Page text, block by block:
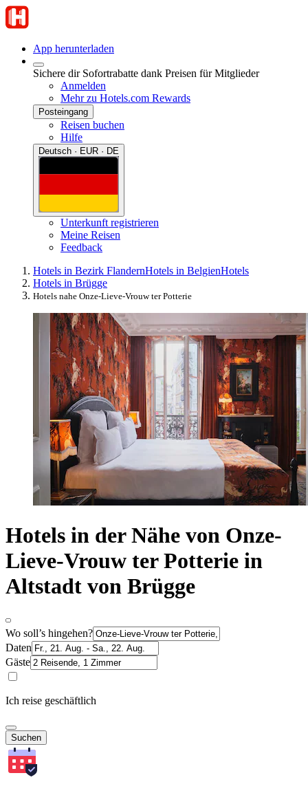
App herunterladen
Sichere dir Sofortrabatte dank Preisen für Mitglieder
Anmelden
Mehr zu Hotels.com Rewards
Posteingang
Reisen buchen
Hilfe
Deutsch · EUR · DE
Unterkunft registrieren
Meine Reisen
Feedback
Hotels in Bezirk FlandernHotels in BelgienHotels
Hotels in Brügge
Hotels nahe Onze-Lieve-Vrouw ter Potterie
Hotels in der Nähe von Onze-
Lieve-Vrouw ter Potterie in
Altstadt von Brügge
Wo soll’s hingehen?
Daten
Gäste
Ich reise geschäftlich
Suchen